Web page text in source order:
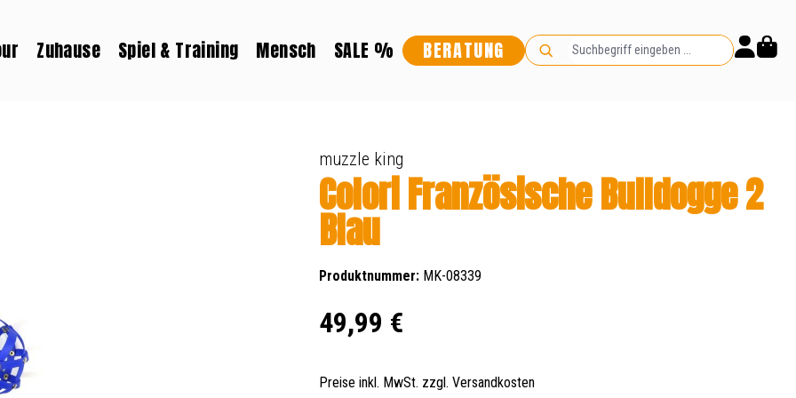
Zuhause Spiel & Training Mensch SALE % BERATUNG
muzzle king
Colori Französische Bulldogge 2
Blau
Produktnummer: MK-08339
Regulärer Preis:
49,99 €
Preise inkl. MwSt. zzgl. Versandkosten